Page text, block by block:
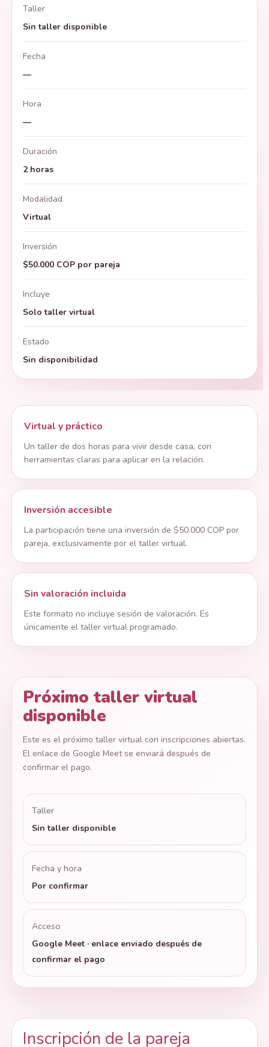
Taller
Sin taller disponible
Fecha
—
Hora
—
Duración
2 horas
Modalidad
Virtual
Inversión
$50.000 COP por pareja
Incluye
Solo taller virtual
Estado
Sin disponibilidad
Virtual y práctico
Un taller de dos horas para vivir desde casa, con
herramientas claras para aplicar en la relación.
Inversión accesible
La participación tiene una inversión de $50.000 COP por
pareja, exclusivamente por el taller virtual.
Sin valoración incluida
Este formato no incluye sesión de valoración. Es
únicamente el taller virtual programado.
Próximo taller virtual
disponible
Este es el próximo taller virtual con inscripciones abiertas.
El enlace de Google Meet se enviará después de
confirmar el pago.
Taller
Sin taller disponible
Fecha y hora
Por confirmar
Acceso
Google Meet · enlace enviado después de
confirmar el pago
Inscripción de la pareja